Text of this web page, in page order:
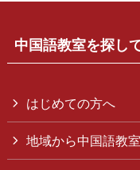
中国語教室を探し
はじめての方へ
地域から中国語教